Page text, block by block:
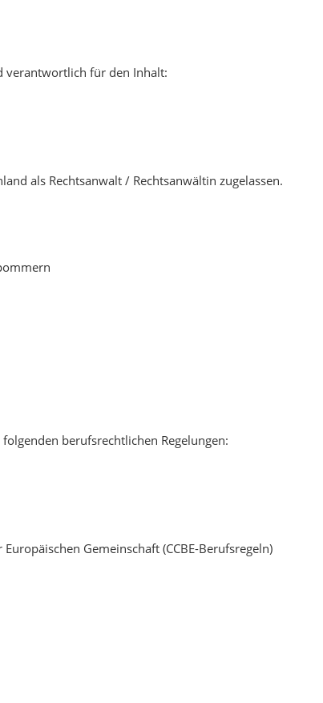
verantwortlich für den Inhalt:
als Rechtsanwalt / Rechtsanwältin zugelassen.
berufsrechtlichen Regelungen:
Gemeinschaft (CCBE-Berufsregeln)